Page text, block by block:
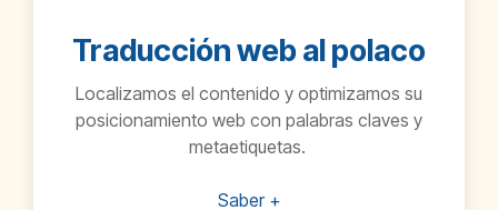
Traducción web al polaco
Localizamos el contenido y optimizamos su
posicionamiento web con palabras claves y
metaetiquetas.
Saber +